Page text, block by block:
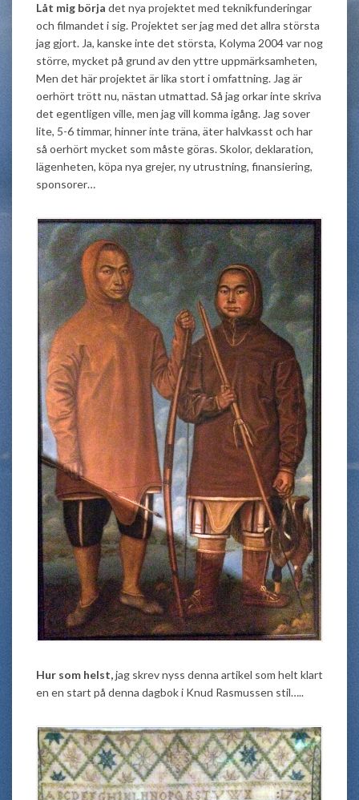
Låt mig börja det nya projektet med teknikfunderingar
och filmandet i sig. Projektet ser jag med det allra största
jag gjort. Ja, kanske inte det största, Kolyma 2004 var nog
större, mycket på grund av den yttre uppmärksamheten,
Men det här projektet är lika stort i omfattning. Jag är
oerhört trött nu, nästan utmattad. Så jag orkar inte skriva
det egentligen ville, men jag vill komma igång. Jag sover
lite, 5-6 timmar, hinner inte träna, äter halvkasst och har
så oerhört mycket som måste göras. Skolor, deklaration,
lägenheten, köpa nya grejer, ny utrustning, finansiering,
sponsorer…
Hur som helst,jag skrev nyss denna artikel som helt klart
en en start på denna dagbok i Knud Rasmussen stil…..